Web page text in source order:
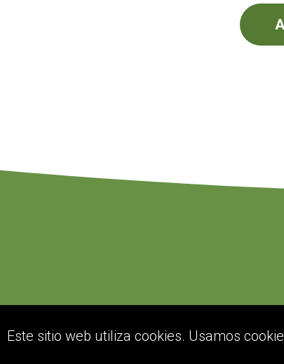
Este sitio web utiliza cookies. Usamos